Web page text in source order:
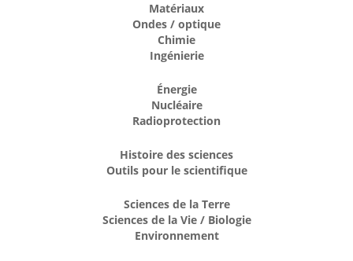
Matériaux
Ondes / optique
Chimie
Ingénierie
Énergie
Nucléaire
Radioprotection
Histoire des sciences
Outils pour le scientifique
Sciences de la Terre
Sciences de la Vie / Biologie
Environnement